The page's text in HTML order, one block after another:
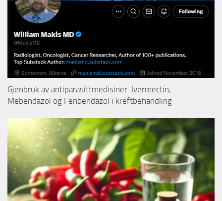
Gjenbruk av antiparasittmedisiner: Ivermectin,
Mebendazol og Fenbendazol i kreftbehandling